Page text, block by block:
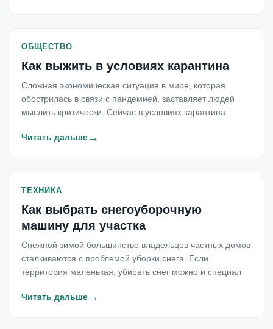
ОБЩЕСТВО
Как выжить в условиях карантина
Сложная экономическая ситуация в мире, которая
обострилась в связи с пандемией, заставляет людей
мыслить критически. Сейчас в условиях карантина
Читать дальше→
ТЕХНИКА
Как выбрать снегоуборочную
машину для участка
Снежной зимой большинство владельцев частных домов
сталкиваются с проблемой уборки снега. Если
территория маленькая, убирать снег можно и специал
Читать дальше→